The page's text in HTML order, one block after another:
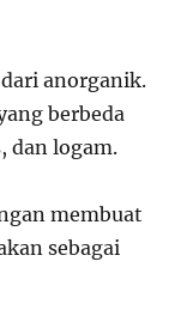
anorganik.
berbeda
dan logam.
membuat
sebagai